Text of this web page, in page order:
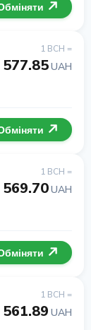
1 BCH =
UAH
1 BCH =
UAH
1 BCH =
UAH